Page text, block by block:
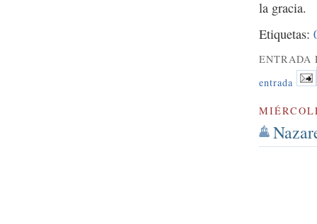
la gracia.
Etiquetas:
ENTRADA
entrada